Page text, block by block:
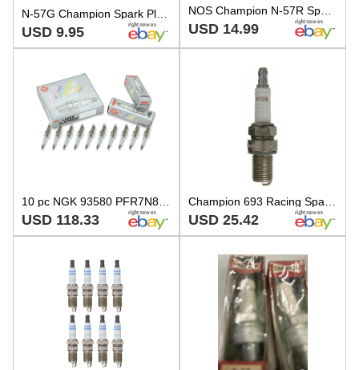
N-57G Champion Spark Plug NEW
USD 9.95 USD 14.99
10 pc NGK 93580 PFR7N8DS Laser Platinum Spark Plugs for 98079-5787T dc
USD 118.33 USD 25.42